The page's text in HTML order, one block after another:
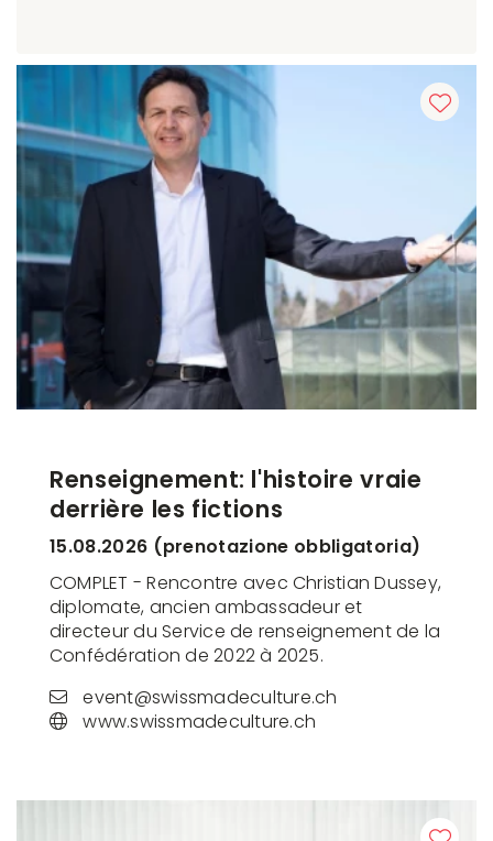
Renseignement: l'histoire vraie
derrière les fictions
15.08.2026 (prenotazione obbligatoria)
COMPLET - Rencontre avec Christian Dussey,
diplomate, ancien ambassadeur et
directeur du Service de renseignement de la
Confédération de 2022 à 2025.
event@swissmadeculture.ch
www.swissmadeculture.ch